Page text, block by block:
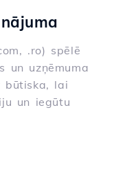
.ro) spēlē
un uzņēmuma
būtiska, lai
un iegūtu